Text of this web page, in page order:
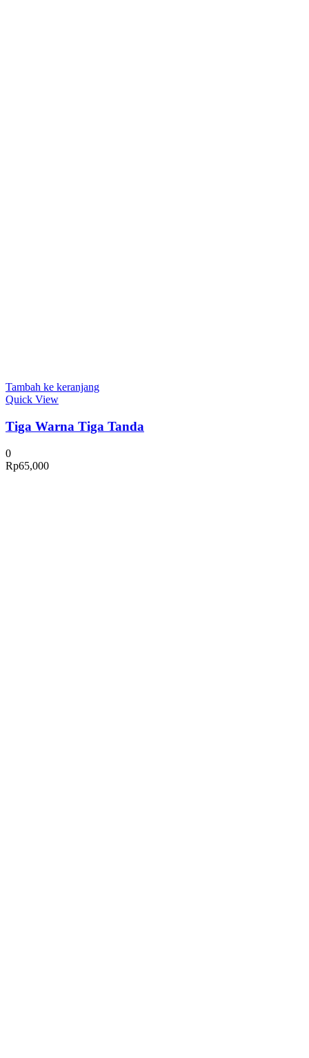
Tambah ke keranjang
Quick View
Tiga Warna Tiga Tanda
0
Rp65,000